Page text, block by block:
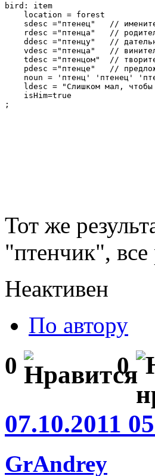
bird: item
    location = forest
sdesc ="птенец"   //
rdesc ="птенца"   //
ddesc ="птенцу"   //
vdesc ="птенца"   //
tdesc ="птенцом"  //
pdesc ="птенце"   //
noun = 'птенц' 'птенец'
ldesc = "Слишком мал,
    isHim=true
;
Тот же
"птенчик", все
Неактивен
По автору
0 0
07.10.2011
GrAndrey